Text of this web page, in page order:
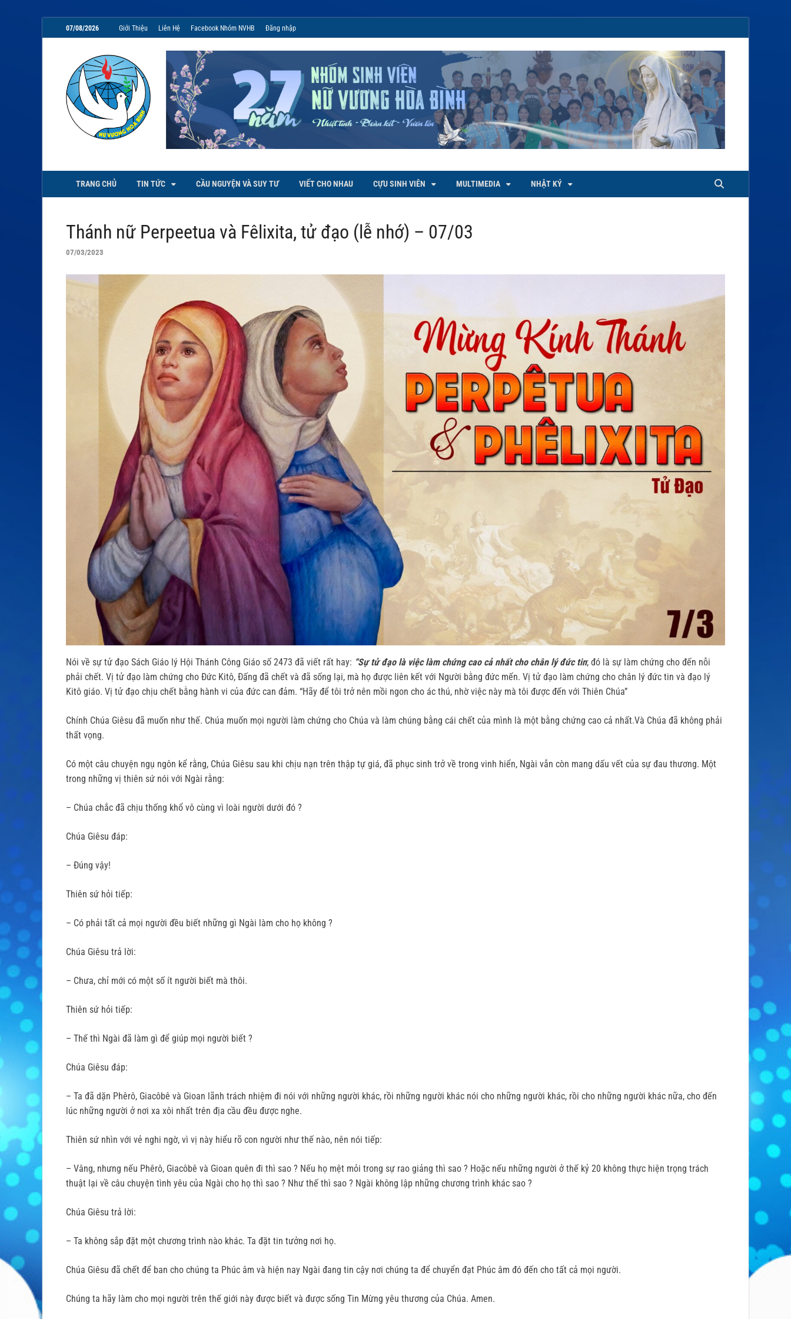
07/08/2026 Giới Thiệu Liên Hệ Facebook Nhóm NVHB Đăng nhập
NVHB.NET
Nhóm Sinh Viên Nữ Vương Hoà Bình
TRANG CHỦ TIN TỨC CẦU NGUYỆN VÀ SUY TƯ VIẾT CHO NHAU CỰU SINH VIÊN MULTIMEDIA NHẬT KÝ
Thánh nữ Perpeetua và Fêlixita, tử đạo (lễ nhớ) – 07/03
07/03/2023
Nói về sự tử đạo Sách Giáo lý Hội Thánh Công Giáo số 2473 đã viết rất hay: “Sự tử đạo là việc làm chứng cao cả nhất cho chân lý đức tin; đó là sự làm chứng cho đến nỗi
phải chết. Vị tử đạo làm chứng cho Đức Kitô, Đấng đã chết và đã sống lại, mà họ được liên kết với Người bằng đức mến. Vị tử đạo làm chứng cho chân lý đức tin và đạo lý
Kitô giáo. Vị tử đạo chịu chết bằng hành vi của đức can đảm. “Hãy để tôi trở nên mồi ngon cho ác thú, nhờ việc này mà tôi được đến với Thiên Chúa”
Chính Chúa Giêsu đã muốn như thế. Chúa muốn mọi người làm chứng cho Chúa và làm chúng bằng cái chết của mình là một bằng chứng cao cả nhất.Và Chúa đã không phải
thất vọng.
Có một câu chuyện ngụ ngôn kể rằng, Chúa Giêsu sau khi chịu nạn trên thập tự giá, đã phục sinh trở về trong vinh hiển, Ngài vẫn còn mang dấu vết của sự đau thương. Một
trong những vị thiên sứ nói với Ngài rằng:
– Chúa chắc đã chịu thống khổ vô cùng vì loài người dưới đó ?
Chúa Giêsu đáp:
– Đúng vậy!
Thiên sứ hỏi tiếp:
– Có phải tất cả mọi người đều biết những gì Ngài làm cho họ không ?
Chúa Giêsu trả lời:
– Chưa, chỉ mới có một số ít người biết mà thôi.
Thiên sứ hỏi tiếp:
– Thế thì Ngài đã làm gì để giúp mọi người biết ?
Chúa Giêsu đáp:
– Ta đã dặn Phêrô, Giacôbê và Gioan lãnh trách nhiệm đi nói với những người khác, rồi những người khác nói cho những người khác, rồi cho những người khác nữa, cho đến
lúc những người ở nơi xa xôi nhất trên địa cầu đều được nghe.
Thiên sứ nhìn với vẻ nghi ngờ, vì vị này hiểu rõ con người như thế nào, nên nói tiếp:
– Vâng, nhưng nếu Phêrô, Giacôbê và Gioan quên đi thì sao ? Nếu họ mệt mỏi trong sự rao giảng thì sao ? Hoặc nếu những người ở thế kỷ 20 không thực hiện trọng trách
thuật lại về câu chuyện tình yêu của Ngài cho họ thì sao ? Như thế thì sao ? Ngài không lập những chương trình khác sao ?
Chúa Giêsu trả lời:
– Ta không sắp đặt một chương trình nào khác. Ta đặt tin tưởng nơi họ.
Chúa Giêsu đã chết để ban cho chúng ta Phúc âm và hiện nay Ngài đang tin cậy nơi chúng ta để chuyển đạt Phúc âm đó đến cho tất cả mọi người.
Chúng ta hãy làm cho mọi người trên thế giới này được biết và được sống Tin Mừng yêu thương của Chúa. Amen.